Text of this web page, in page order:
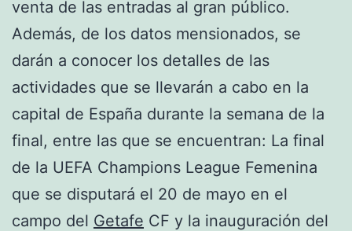
venta de las entradas al gran público.
Además, de los datos mensionados, se
darán a conocer los detalles de las
actividades que se llevarán a cabo en la
capital de España durante la semana de la
final, entre las que se encuentran: La final
de la UEFA Champions League Femenina
que se disputará el 20 de mayo en el
campo del Getafe CF y la inauguración del